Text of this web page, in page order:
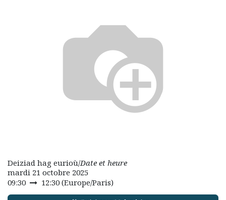
Deiziad hag eurioù/Date et heure
mardi 21 octobre 2025
09:30
12:30 (Europe/Paris)